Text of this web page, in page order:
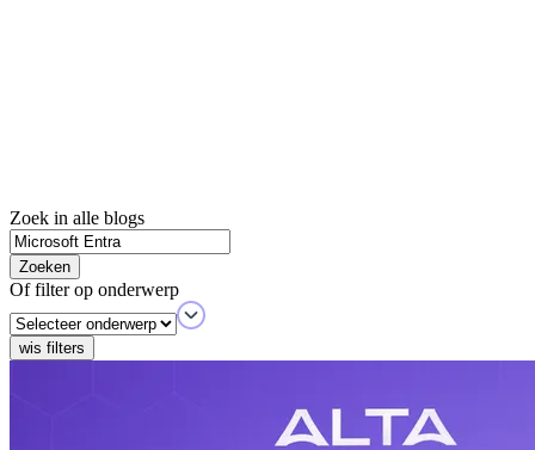
Zoek in alle blogs
Zoeken
Of filter op onderwerp
wis filters